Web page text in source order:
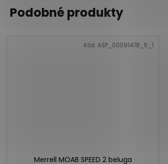
Podobné produkty
Merrell MOAB SPEED 2 beluga
Kód: ASP_00091478_5_1